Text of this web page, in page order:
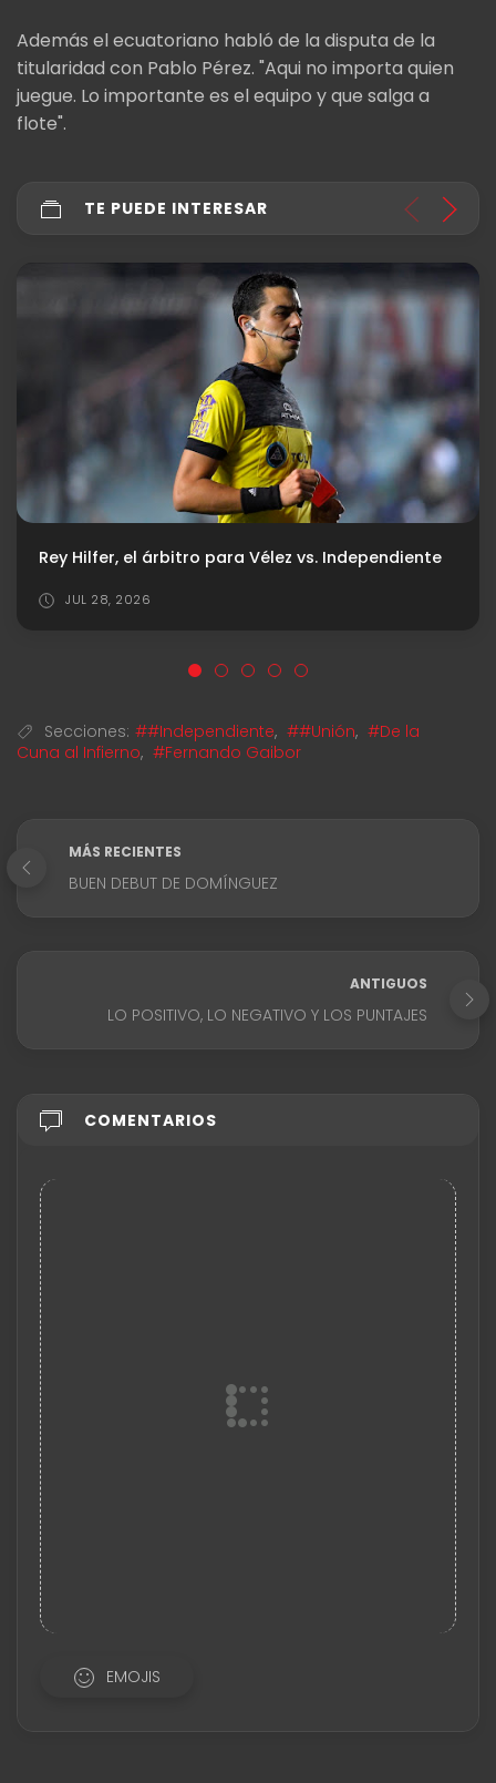
Además el ecuatoriano habló de la disputa de la
titularidad con Pablo Pérez. "Aqui no importa quien
juegue. Lo importante es el equipo y que salga a
flote".
TE PUEDE INTERESAR
El día después de la depuración
Secciones: ##Independiente, ##Unión, #De la
Cuna al Infierno, #Fernando Gaibor
MÁS RECIENTES
BUEN DEBUT DE DOMÍNGUEZ
ANTIGUOS
LO POSITIVO, LO NEGATIVO Y LOS PUNTAJES
COMENTARIOS
EMOJIS